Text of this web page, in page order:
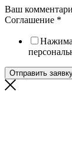
Ваш
Соглашение *
Отправить